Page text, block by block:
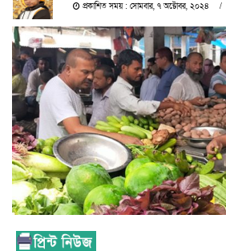
প্রকাশিত সময় : সোমবার, ৭ অক্টোবর, ২০২৪